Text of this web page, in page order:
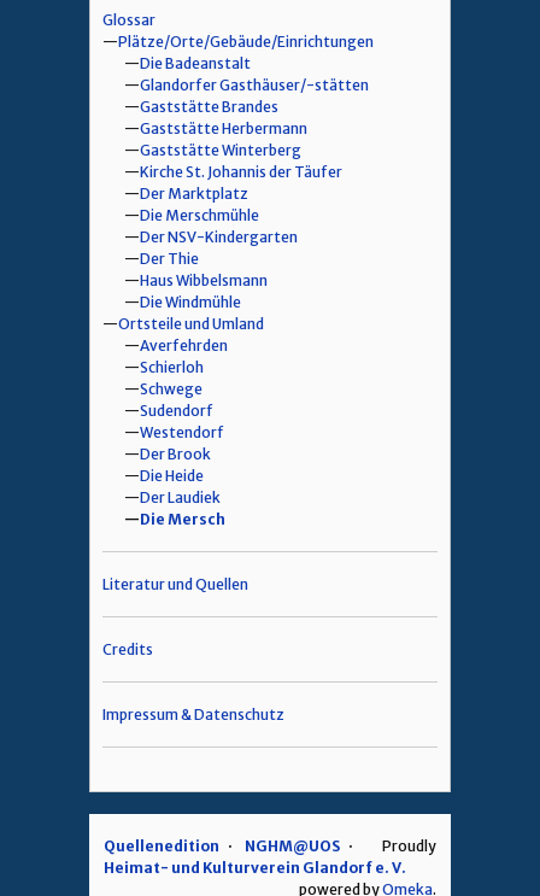
Glossar
Plätze/Orte/Gebäude/Einrichtungen
Die Badeanstalt
Glandorfer Gasthäuser/-stätten
Gaststätte Brandes
Gaststätte Herbermann
Gaststätte Winterberg
Kirche St. Johannis der Täufer
Der Marktplatz
Die Merschmühle
Der NSV-Kindergarten
Der Thie
Haus Wibbelsmann
Die Windmühle
Ortsteile und Umland
Averfehrden
Schierloh
Schwege
Sudendorf
Westendorf
Der Brook
Die Heide
Der Laudiek
Die Mersch
Literatur und Quellen
Credits
Impressum & Datenschutz
Quellenedition
NGHM@UOS
Heimat- und Kulturverein Glandorf e. V.
Proudly
powered byOmeka.